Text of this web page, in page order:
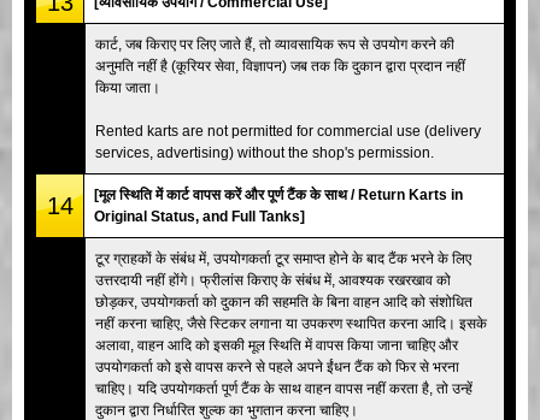
कार्ट, जब किराए पर लिए जाते हैं, तो व्यावसायिक रूप से उपयोग करने की
अनुमति नहीं है (कूरियर सेवा, विज्ञापन) जब तक कि दुकान द्वारा प्रदान नहीं
किया जाता।
Rented karts are not permitted for commercial use (delivery
services, advertising) without the shop's permission.
14
[मूल स्थिति में कार्ट वापस करें और पूर्ण टैंक के साथ / Return Karts in
Original Status, and Full Tanks]
टूर ग्राहकों के संबंध में, उपयोगकर्ता टूर समाप्त होने के बाद टैंक भरने के लिए
उत्तरदायी नहीं होंगे। फ्रीलांस किराए के संबंध में, आवश्यक रखरखाव को
छोड़कर, उपयोगकर्ता को दुकान की सहमति के बिना वाहन आदि को संशोधित
नहीं करना चाहिए, जैसे स्टिकर लगाना या उपकरण स्थापित करना आदि। इसके
अलावा, वाहन आदि को इसकी मूल स्थिति में वापस किया जाना चाहिए और
उपयोगकर्ता को इसे वापस करने से पहले अपने ईंधन टैंक को फिर से भरना
चाहिए। यदि उपयोगकर्ता पूर्ण टैंक के साथ वाहन वापस नहीं करता है, तो उन्हें
दुकान द्वारा निर्धारित शुल्क का भुगतान करना चाहिए।